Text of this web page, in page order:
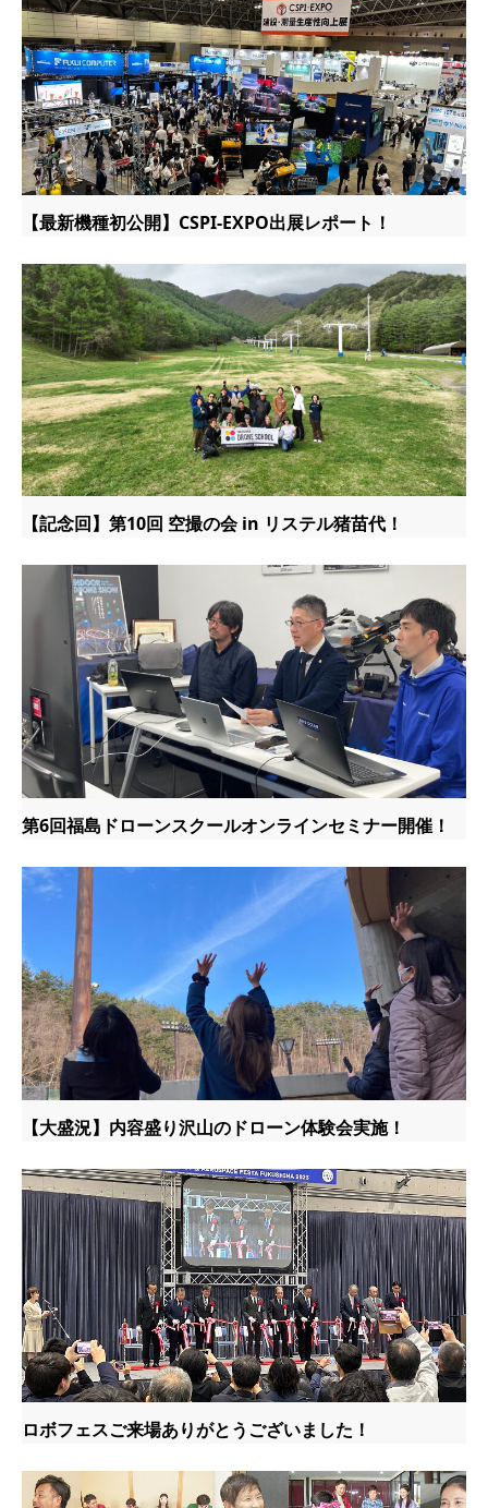
【最新機種初公開】CSPI-EXPO出展レポート！
【記念回】第10回 空撮の会 in リステル猪苗代！
第6回福島ドローンスクールオンラインセミナー開催！
【大盛況】内容盛り沢山のドローン体験会実施！
ロボフェスご来場ありがとうございました！